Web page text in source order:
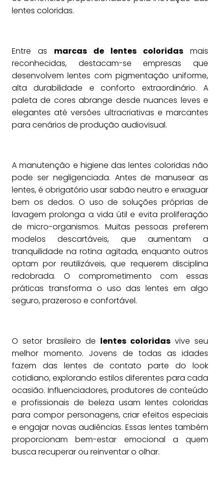
lentes coloridas.
Entre as marcas de lentes coloridas mais
reconhecidas, destacam-se empresas que
desenvolvem lentes com pigmentação uniforme,
alta durabilidade e conforto extraordinário. A
paleta de cores abrange desde nuances leves e
elegantes até versões ultracriativas e marcantes
para cenários de produção audiovisual.
A manutenção e higiene das lentes coloridas não
pode ser negligenciada. Antes de manusear as
lentes, é obrigatório usar sabão neutro e enxaguar
bem os dedos. O uso de soluções próprias de
lavagem prolonga a vida útil e evita proliferação
de micro-organismos. Muitas pessoas preferem
modelos descartáveis, que aumentam a
tranquilidade na rotina agitada, enquanto outros
optam por reutilizáveis, que requerem disciplina
redobrada. O comprometimento com essas
práticas transforma o uso das lentes em algo
seguro, prazeroso e confortável.
O setor brasileiro de lentes coloridas vive seu
melhor momento. Jovens de todas as idades
fazem das lentes de contato parte do look
cotidiano, explorando estilos diferentes para cada
ocasião. Influenciadores, produtores de conteúdo
e profissionais de beleza usam lentes coloridas
para compor personagens, criar efeitos especiais
e engajar novas audiências. Essas lentes também
proporcionam bem-estar emocional a quem
busca recuperar ou reinventar o olhar.